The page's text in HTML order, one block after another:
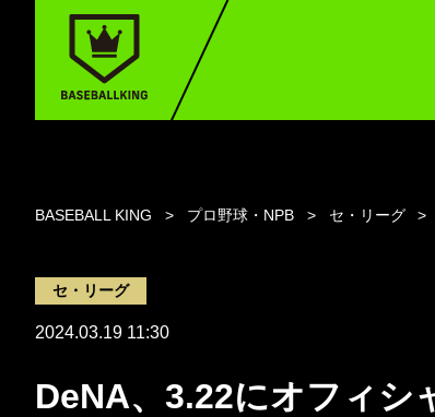
BASEBALL KING プロ野球・NPB セ・リーグ
セ・リーグ
2024.03.19 11:30
DeNA、3.22にオフィシ